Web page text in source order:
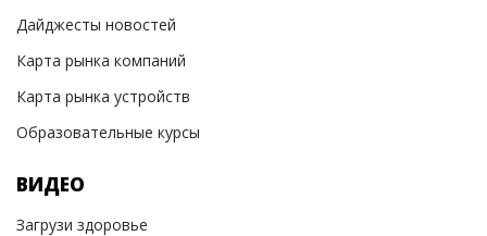
Дайджесты новостей
Карта рынка компаний
Карта рынка устройств
Образовательные курсы
ВИДЕО
Загрузи здоровье